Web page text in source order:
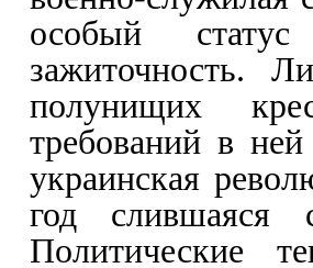
особый статус
зажиточность.
полунищих
требований в
украинская
год слившаяся
Политические